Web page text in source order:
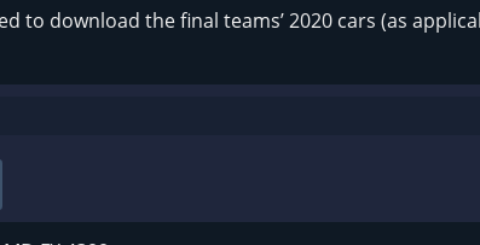
to download the final teams’ 2020 cars (as